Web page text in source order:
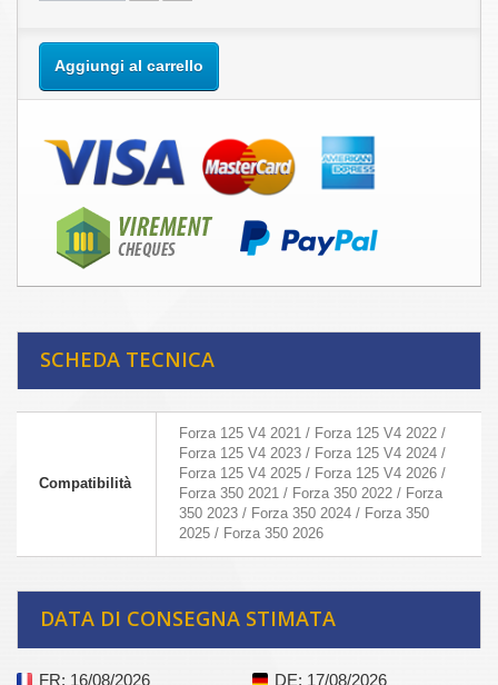
Aggiungi al carrello
SCHEDA TECNICA
Compatibilità
Forza 125 V4 2021 / Forza 125 V4 2022 /
Forza 125 V4 2023 / Forza 125 V4 2024 /
Forza 125 V4 2025 / Forza 125 V4 2026 /
Forza 350 2021 / Forza 350 2022 / Forza
350 2023 / Forza 350 2024 / Forza 350
2025 / Forza 350 2026
DATA DI CONSEGNA STIMATA
FR: 16/08/2026 DE: 17/08/2026